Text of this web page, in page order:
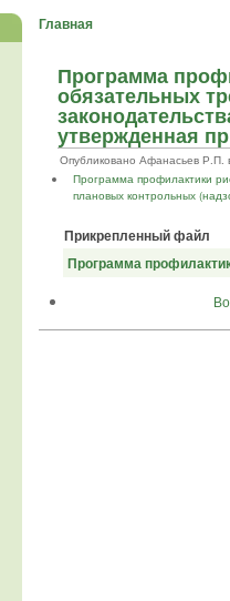
Главная
Программа
обязательных
утвержденная
Опубликовано Афанасьев Р.П.
Программа профилактики
плановых контрольных
Прикрепленный файл
Программа